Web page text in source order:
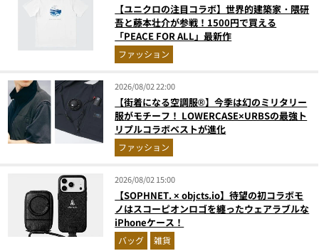
【ユニクロの注目コラボ】世界的建築家・隈研
吾と藤本壮介が参戦！1500円で買える
「PEACE FOR ALL」最新作
ファッション
2026/08/02 22:00
【街着になる空調服®】今季は幻のミリタリー
服がモチーフ！ LOWERCASE×URBSの最強ト
リプルコラボベストが進化
ファッション
2026/08/02 15:00
【SOPHNET. × objcts.io】待望の初コラボモ
ノはスコーピオンロゴを纏ったウェアラブルな
iPhoneケース！
バッグ 雑貨